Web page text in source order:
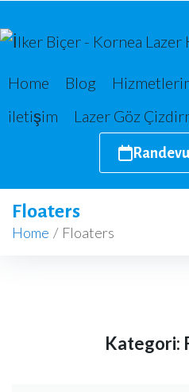
Home Blog
iletişim
Lazer Göz
Floaters
Home / Floaters
Kategori: